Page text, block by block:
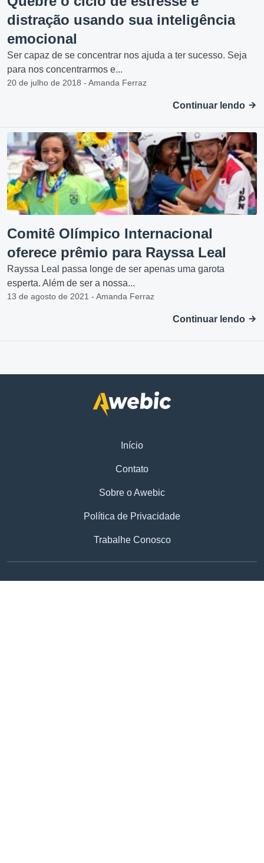
distração usando sua inteligência
emocional
Ser capaz de se concentrar nos ajuda a ter sucesso. Seja
para nos concentrarmos e...
20 de julho de 2018 - Amanda Ferraz
Continuar lendo
Comitê Olímpico Internacional
oferece prêmio para Rayssa Leal
Rayssa Leal passa longe de ser apenas uma garota
esperta. Além de ser a nossa...
13 de agosto de 2021 - Amanda Ferraz
Continuar lendo
Início
Contato
Sobre o Awebic
Política de Privacidade
Trabalhe Conosco